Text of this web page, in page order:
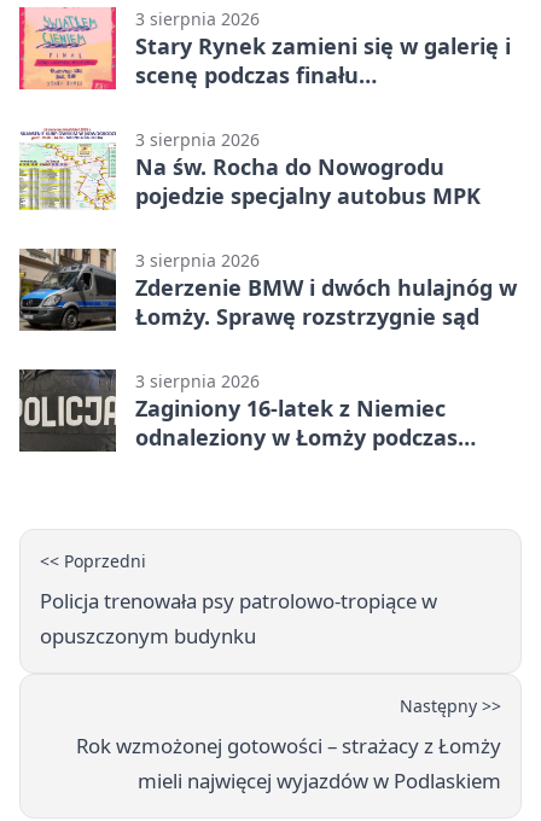
3 sierpnia 2026
Stary Rynek zamieni się w galerię i
scenę podczas finału
3 sierpnia 2026
Na św. Rocha do Nowogrodu
pojedzie specjalny autobus MPK
3 sierpnia 2026
Zderzenie BMW i dwóch hulajnóg w
Łomży. Sprawę rozstrzygnie sąd
3 sierpnia 2026
Zaginiony 16-latek z Niemiec
odnaleziony w Łomży podczas
<< Poprzedni
Policja trenowała psy patrolowo-tropiące w
opuszczonym budynku
Następny >>
Rok wzmożonej gotowości – strażacy z Łomży
mieli najwięcej wyjazdów w Podlaskiem